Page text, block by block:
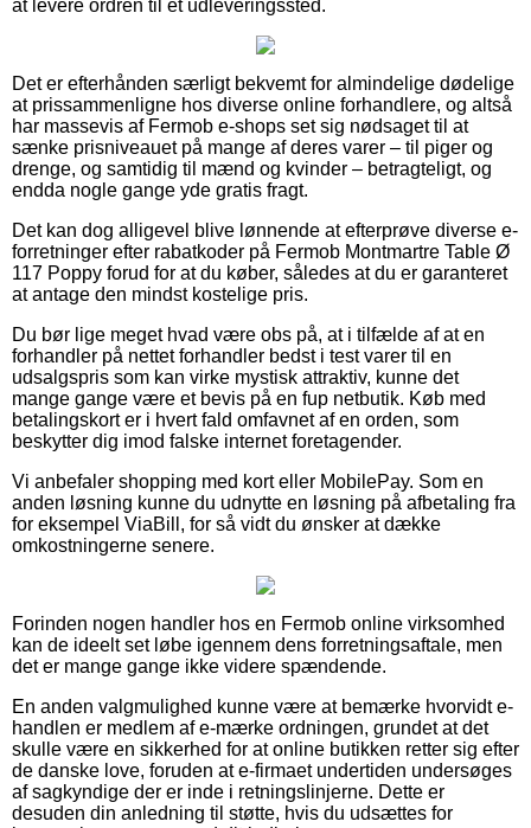
at levere ordren til et udleveringssted.
Det er efterhånden særligt bekvemt for almindelige dødelige
at prissammenligne hos diverse online forhandlere, og altså
har massevis af Fermob e-shops set sig nødsaget til at
sænke prisniveauet på mange af deres varer – til piger og
drenge, og samtidig til mænd og kvinder – betragteligt, og
endda nogle gange yde gratis fragt.
Det kan dog alligevel blive lønnende at efterprøve diverse e-
forretninger efter rabatkoder på Fermob Montmartre Table Ø
117 Poppy forud for at du køber, således at du er garanteret
at antage den mindst kostelige pris.
Du bør lige meget hvad være obs på, at i tilfælde af at en
forhandler på nettet forhandler bedst i test varer til en
udsalgspris som kan virke mystisk attraktiv, kunne det
mange gange være et bevis på en fup netbutik. Køb med
betalingskort er i hvert fald omfavnet af en orden, som
beskytter dig imod falske internet foretagender.
Vi anbefaler shopping med kort eller MobilePay. Som en
anden løsning kunne du udnytte en løsning på afbetaling fra
for eksempel ViaBill, for så vidt du ønsker at dække
omkostningerne senere.
Forinden nogen handler hos en Fermob online virksomhed
kan de ideelt set løbe igennem dens forretningsaftale, men
det er mange gange ikke videre spændende.
En anden valgmulighed kunne være at bemærke hvorvidt e-
handlen er medlem af e-mærke ordningen, grundet at det
skulle være en sikkerhed for at online butikken retter sig efter
de danske love, foruden at e-firmaet undertiden undersøges
af sagkyndige der er inde i retningslinjerne. Dette er
desuden din anledning til støtte, hvis du udsættes for